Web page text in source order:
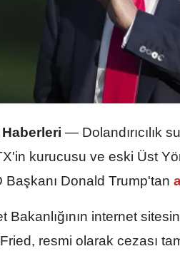
— Dolandırıcılık
kurucusu ve eski Üst
Başkanı Donald Trump'tan
Bakanlığının internet
resmi olarak cezası